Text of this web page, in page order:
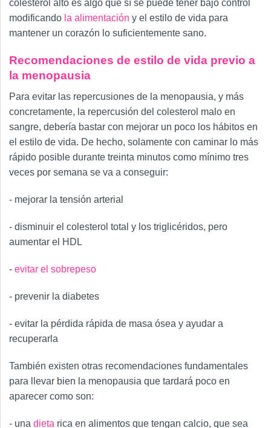
colesterol alto es algo que sí se puede tener bajo control
modificando la alimentación y el estilo de vida para
mantener un corazón lo suficientemente sano.
Recomendaciones de estilo de vida previo a
la menopausia
Para evitar las repercusiones de la menopausia, y más
concretamente, la repercusión del colesterol malo en
sangre, debería bastar con mejorar un poco los hábitos en
el estilo de vida. De hecho, solamente con caminar lo más
rápido posible durante treinta minutos como mínimo tres
veces por semana se va a conseguir:
- mejorar la tensión arterial
- disminuir el colesterol total y los triglicéridos, pero
aumentar el HDL
- evitar el sobrepeso
- prevenir la diabetes
- evitar la pérdida rápida de masa ósea y ayudar a
recuperarla
También existen otras recomendaciones fundamentales
para llevar bien la menopausia que tardará poco en
aparecer como son:
- una dieta rica en alimentos que tengan calcio, que sea